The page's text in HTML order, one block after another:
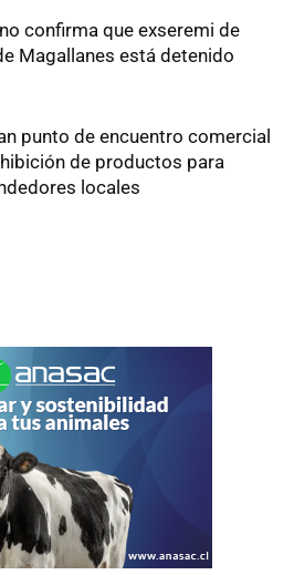
confirma que exseremi de
Magallanes está detenido
punto de encuentro comercial
de productos para
locales